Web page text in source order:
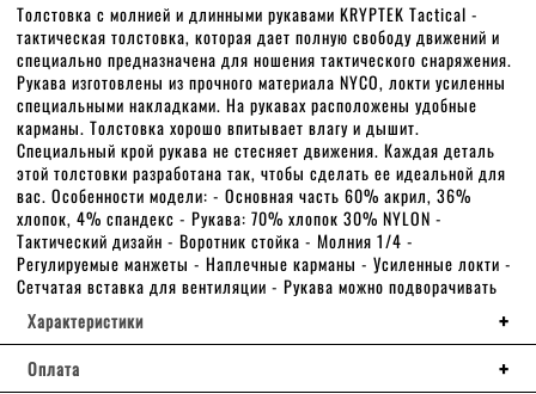
Толстовка с молнией и длинными рукавами KRYPTEK Tactical -
тактическая толстовка, которая дает полную свободу движений и
специально предназначена для ношения тактического снаряжения.
Рукава изготовлены из прочного материала NYCO, локти усиленны
специальными накладками. На рукавах расположены удобные
карманы. Толстовка хорошо впитывает влагу и дышит.
Специальный крой рукава не стесняет движения. Каждая деталь
этой толстовки разработана так, чтобы сделать ее идеальной для
вас. Особенности модели: - Основная часть 60% акрил, 36%
хлопок, 4% спандекс - Рукава: 70% хлопок 30% NYLON -
Тактический дизайн - Воротник стойка - Молния 1/4 -
Регулируемые манжеты - Наплечные карманы - Усиленные локти -
Сетчатая вставка для вентиляции - Рукава можно подворачивать
Характеристики
Оплата